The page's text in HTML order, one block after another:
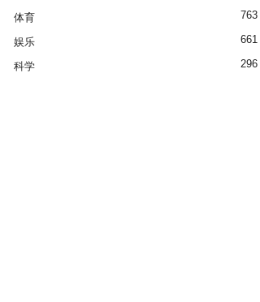
体育 763
娱乐 661
科学 296